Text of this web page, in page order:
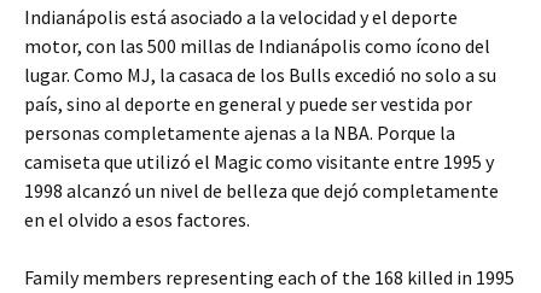
Indianápolis está asociado a la velocidad y el deporte
motor, con las 500 millas de Indianápolis como ícono del
lugar. Como MJ, la casaca de los Bulls excedió no solo a su
país, sino al deporte en general y puede ser vestida por
personas completamente ajenas a la NBA. Porque la
camiseta que utilizó el Magic como visitante entre 1995 y
1998 alcanzó un nivel de belleza que dejó completamente
en el olvido a esos factores.
Family members representing each of the 168 killed in 1995